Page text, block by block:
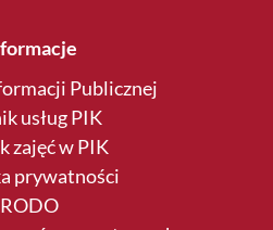
Publicznej
usług PIK
zajęć w PIK
prywatności
RODO